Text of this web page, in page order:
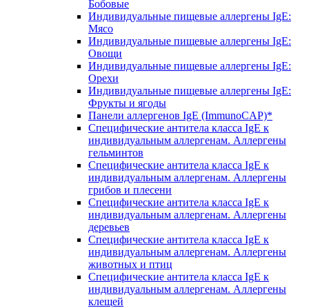
Бобовые
Индивидуальные пищевые аллергены IgE:
Мясо
Индивидуальные пищевые аллергены IgE:
Овощи
Индивидуальные пищевые аллергены IgE:
Орехи
Индивидуальные пищевые аллергены IgE:
Фрукты и ягоды
Панели аллергенов IgE (ImmunoCAP)*
Специфические антитела класса IgE к
индивидуальным аллергенам. Аллергены
гельминтов
Специфические антитела класса IgE к
индивидуальным аллергенам. Аллергены
грибов и плесени
Специфические антитела класса IgE к
индивидуальным аллергенам. Аллергены
деревьев
Специфические антитела класса IgE к
индивидуальным аллергенам. Аллергены
животных и птиц
Специфические антитела класса IgE к
индивидуальным аллергенам. Аллергены
клещей